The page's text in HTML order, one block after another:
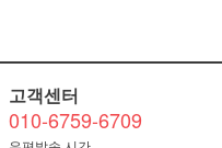
고객센터
010-6759-6709